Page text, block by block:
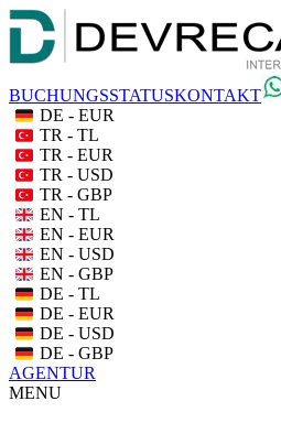
BUCHUNGSSTATUSKONTAKT
DE - EUR
TR - TL
TR - EUR
TR - USD
TR - GBP
EN - TL
EN - EUR
EN - USD
EN - GBP
DE - TL
DE - EUR
DE - USD
DE - GBP
AGENTUR
MENU